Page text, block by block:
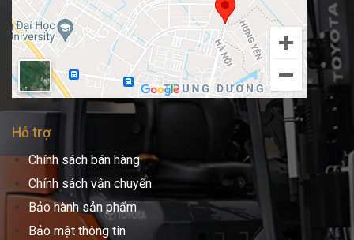
Hỗ trợ
Chính sách bán hàng
Chính sách vận chuyển
Bảo hành sản phẩm
Bảo mật thông tin